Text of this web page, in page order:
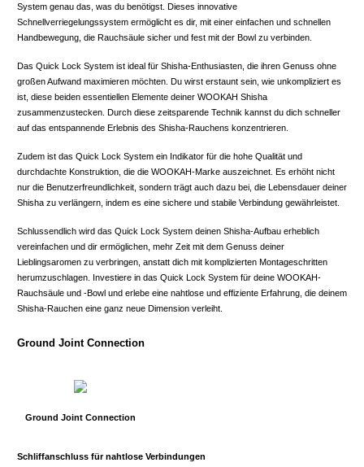
System genau das, was du benötigst. Dieses innovative
Schnellverriegelungssystem ermöglicht es dir, mit einer einfachen und schnellen
Handbewegung, die Rauchsäule sicher und fest mit der Bowl zu verbinden.
Das Quick Lock System ist ideal für Shisha-Enthusiasten, die ihren Genuss ohne
großen Aufwand maximieren möchten. Du wirst erstaunt sein, wie unkompliziert es
ist, diese beiden essentiellen Elemente deiner WOOKAH Shisha
zusammenzustecken. Durch diese zeitsparende Technik kannst du dich schneller
auf das entspannende Erlebnis des Shisha-Rauchens konzentrieren.
Zudem ist das Quick Lock System ein Indikator für die hohe Qualität und
durchdachte Konstruktion, die die WOOKAH-Marke auszeichnet. Es erhöht nicht
nur die Benutzerfreundlichkeit, sondern trägt auch dazu bei, die Lebensdauer deiner
Shisha zu verlängern, indem es eine sichere und stabile Verbindung gewährleistet.
Schlussendlich wird das Quick Lock System deinen Shisha-Aufbau erheblich
vereinfachen und dir ermöglichen, mehr Zeit mit dem Genuss deiner
Lieblingsaromen zu verbringen, anstatt dich mit komplizierten Montageschritten
herumzuschlagen. Investiere in das Quick Lock System für deine WOOKAH-
Rauchsäule und -Bowl und erlebe eine nahtlose und effiziente Erfahrung, die deinem
Shisha-Rauchen eine ganz neue Dimension verleiht.
Ground Joint Connection
Ground Joint Connection
Schliffanschluss für nahtlose Verbindungen